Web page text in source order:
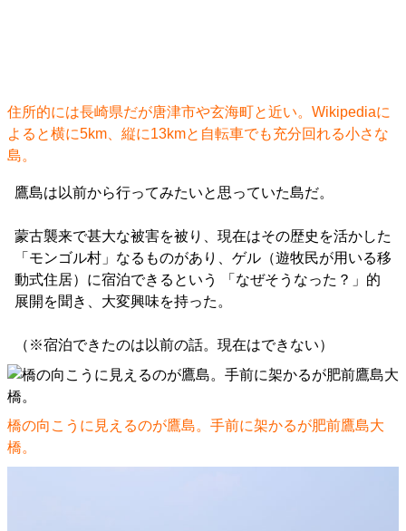
住所的には長崎県だが唐津市や玄海町と近い。 Wikipediaに
よると横に5km、縦に13kmと自転車でも充分回れる小さな
島。
鷹島は以前から行ってみたいと思っていた島だ。
蒙古襲来で甚大な被害を被り、現在はその歴史を活かした
「モンゴル村」なるものがあり、ゲル（遊牧民が用いる移
動式住居）に宿泊できるという 「なぜそうなった？」的
展開を聞き、大変興味を持った。
（※宿泊できたのは以前の話。現在はできない）
橋の向こうに見えるのが鷹島。手前に架かるが肥前鷹島大
橋。